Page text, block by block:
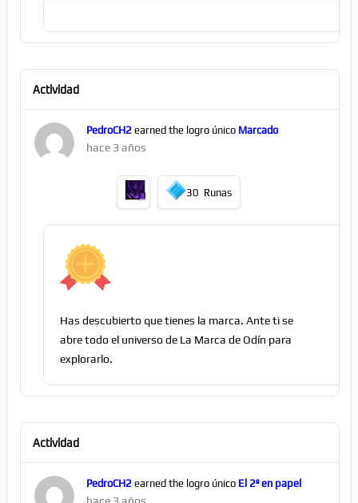
Actividad
PedroCH2earned the logro único Marcado
hace 3 años
30 Runas
Has descubierto que tienes la marca. Ante ti se
abre todo el universo de La Marca de Odín para
explorarlo.
Actividad
PedroCH2earned the logro único El 2º en papel